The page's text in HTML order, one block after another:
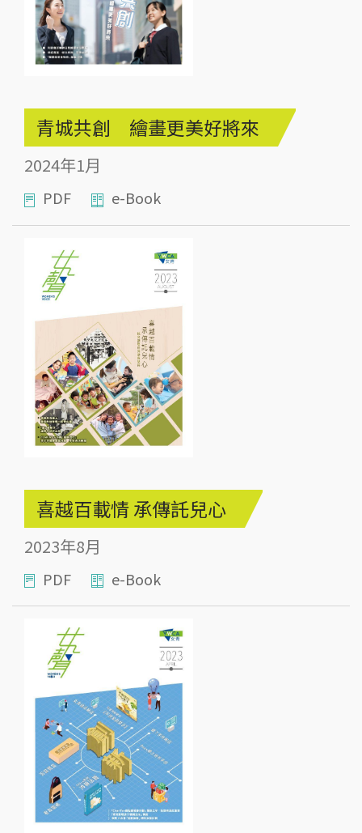
青城共創 繪畫更美好將來
2024年1月
PDF e-Book
喜越百載情 承傳託兒心
2023年8月
PDF e-Book